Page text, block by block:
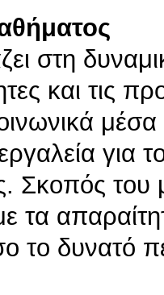
στη
και τις
μέσα
για
του
τα
το δυνατό